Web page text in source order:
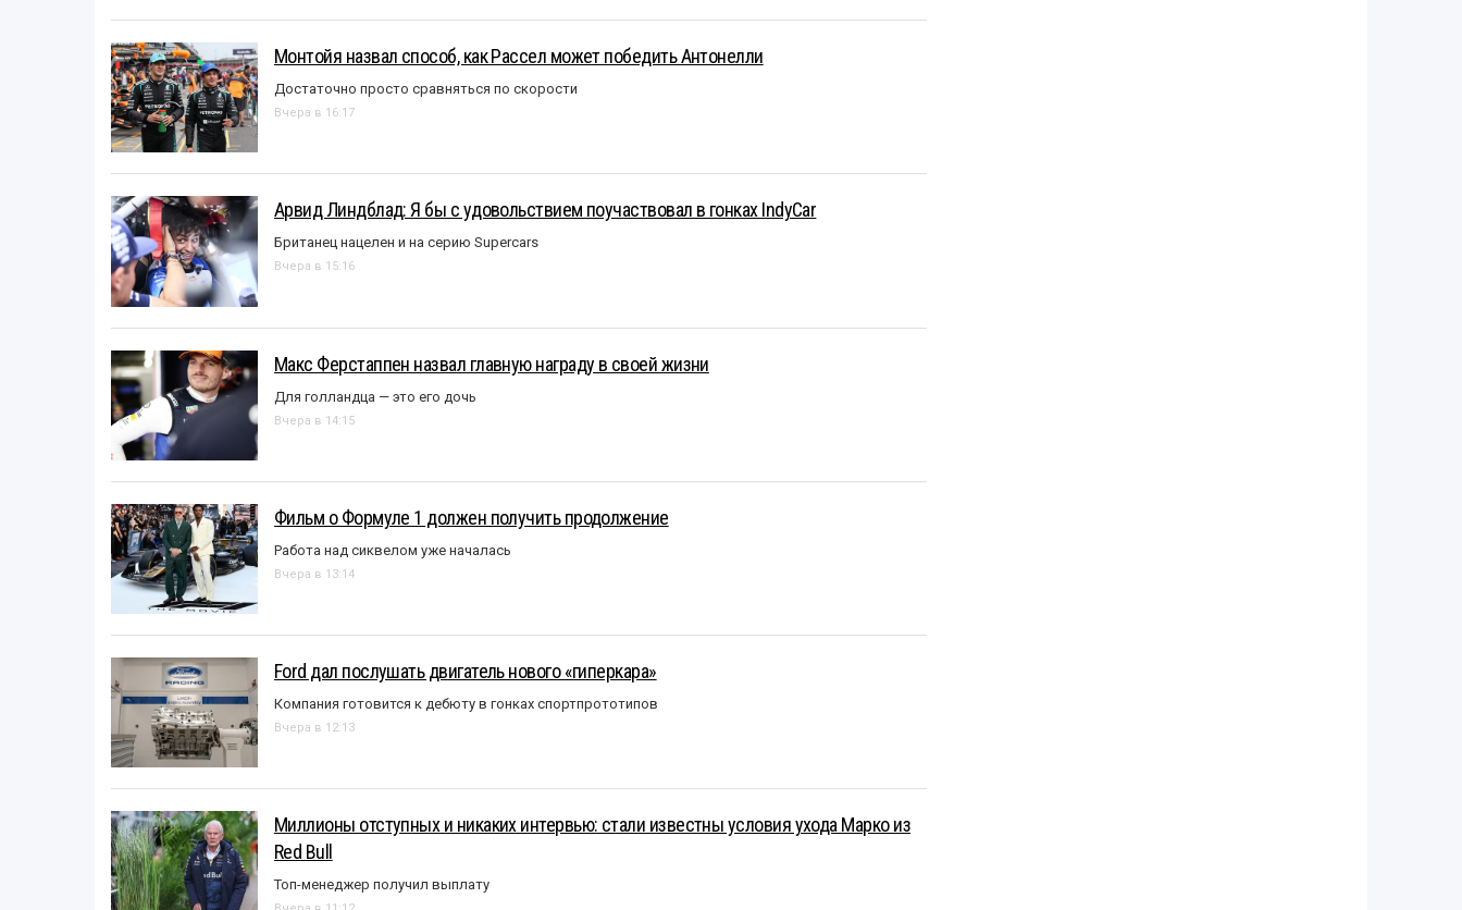
Монтойя назвал способ, как Рассел может победить Антонелли
Достаточно просто сравняться по скорости
Вчера в 16:17
Арвид Линдблад: Я бы с удовольствием поучаствовал в гонках IndyCar
Британец нацелен и на серию Supercars
Вчера в 15:16
Макс Ферстаппен назвал главную награду в своей жизни
Для голландца — это его дочь
Вчера в 14:15
Фильм о Формуле 1 должен получить продолжение
Работа над сиквелом уже началась
Вчера в 13:14
Ford дал послушать двигатель нового «гиперкара»
Компания готовится к дебюту в гонках спортпрототипов
Вчера в 12:13
Миллионы отступных и никаких интервью: стали известны условия ухода Марко из
Red Bull
Топ-менеджер получил выплату